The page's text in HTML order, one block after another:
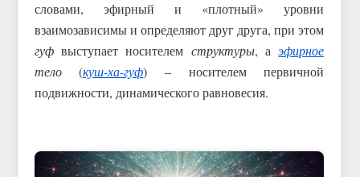
словами, эфирный и «плотный» уровни
взаимозависимы и определяют друг друга, при этом
гуфвыступает носителем структуры, аэфирное
тело(куш-ха-гуф) – носителем первичной
подвижности, динамического равновесия.